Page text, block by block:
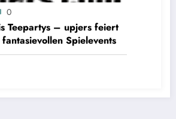
0
Teepartys – upjers feiert
Spielevents